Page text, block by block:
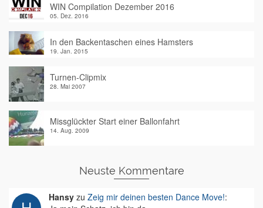
WIN Compilation Dezember 2016
05. Dez. 2016
In den Backentaschen eines Hamsters
19. Jan. 2015
Turnen-Clipmix
28. Mai 2007
Missglückter Start einer Ballonfahrt
14. Aug. 2009
Neuste Kommentare
Hansy zu Zeig mir deinen besten Dance Move!: